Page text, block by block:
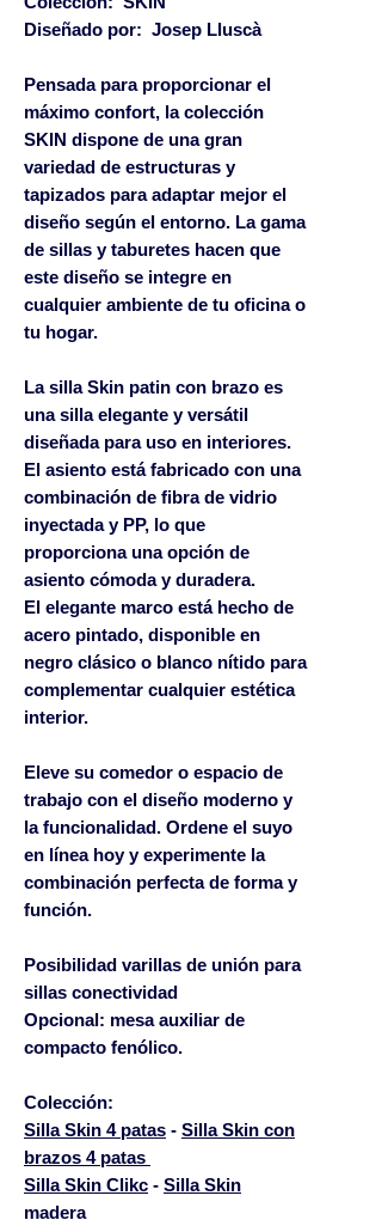
Diseñado por: Josep Lluscà
Pensada para proporcionar el
máximo confort, la colección
SKIN dispone de una gran
variedad de estructuras y
tapizados para adaptar mejor el
diseño según el entorno. La gama
de sillas y taburetes hacen que
este diseño se integre en
cualquier ambiente de tu oficina o
tu hogar.
La silla Skin patin con brazo es
una silla elegante y versátil
diseñada para uso en interiores.
El asiento está fabricado con una
combinación de fibra de vidrio
inyectada y PP, lo que
proporciona una opción de
asiento cómoda y duradera.
El elegante marco está hecho de
acero pintado, disponible en
negro clásico o blanco nítido para
complementar cualquier estética
interior.
Eleve su comedor o espacio de
trabajo con el diseño moderno y
la funcionalidad. Ordene el suyo
en línea hoy y experimente la
combinación perfecta de forma y
función.
Posibilidad varillas de unión para
sillas conectividad
Opcional: mesa auxiliar de
compacto fenólico.
Colección:
Silla Skin 4 patas - Silla Skin con
brazos 4 patas
Silla Skin Clikc - Silla Skin
madera